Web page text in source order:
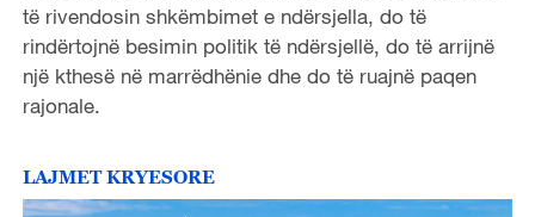
të rivendosin shkëmbimet e ndërsjella, do të
rindërtojnë besimin politik të ndërsjellë, do të arrijnë
një kthesë në marrëdhënie dhe do të ruajnë paqen
rajonale.
LAJMET KRYESORE